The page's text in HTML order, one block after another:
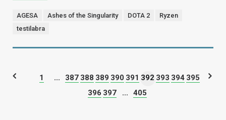
AGESA Ashes of the Singularity DOTA 2
Ryzen
testilabra
1 ... 387 388 389 390 391 392 393 394 395
396 397 ... 405